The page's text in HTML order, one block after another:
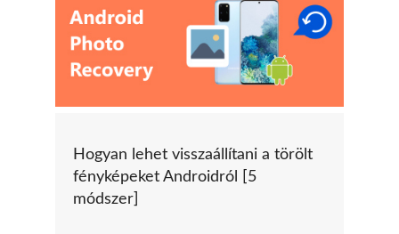
Hogyan lehet visszaállítani a törölt
fényképeket Androidról [5
módszer]